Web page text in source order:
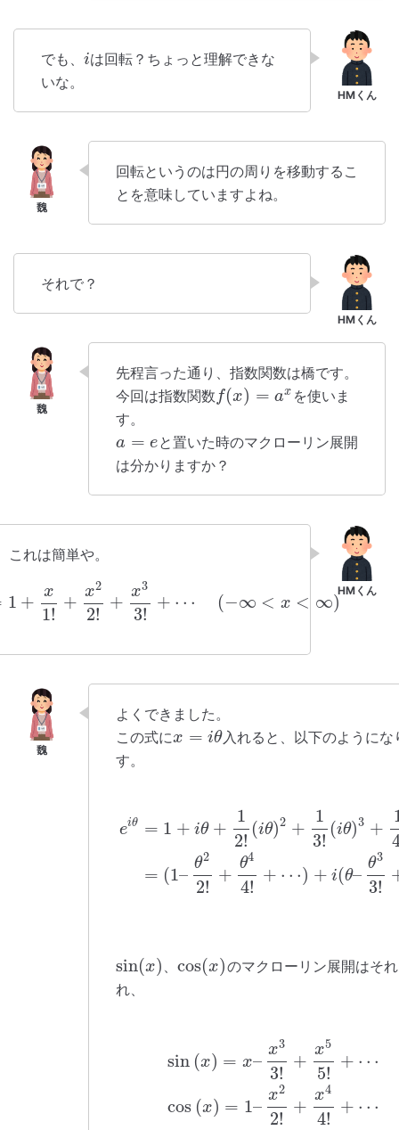
でも、 iは回転？ちょっと理解できな
いな。
回転というのは円の周りを移動するこ
とを意味していますよね。
それで？
先程言った通り、指数関数は橋です。
今回は指数関数 f(x) = ax を使いま
す。
a = eと置いた時のマクローリン展開
は分かりますか？
これは簡単や。
1 +
x
1!
+
x2
2!
+
x3
3!
+ ⋯ (−∞ < x < ∞)
よくできました。
この式にx = iθ入れると、以下のようにな
す。
eiθ = 1 + iθ +
1
2!
(iθ)2 +
1
3!
(iθ)3 +
= (1–
θ2
2!
+
θ4
4!
+ ⋯) + i(θ–
θ3
3!
sin(x) 、cos(x)のマクローリン展開はそ
れ、
sin (x) = x–
x3
3!
+
x5
5!
+ ⋯
cos (x) = 1–
x2
2!
+
x4
4!
+ ⋯